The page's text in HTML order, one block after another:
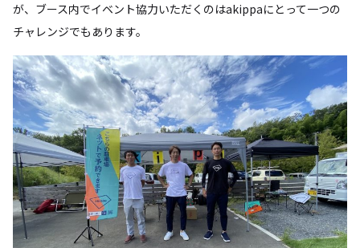
が、ブース内でイベント協力いただくのはakippaにとって一つの
チャレンジでもあります。